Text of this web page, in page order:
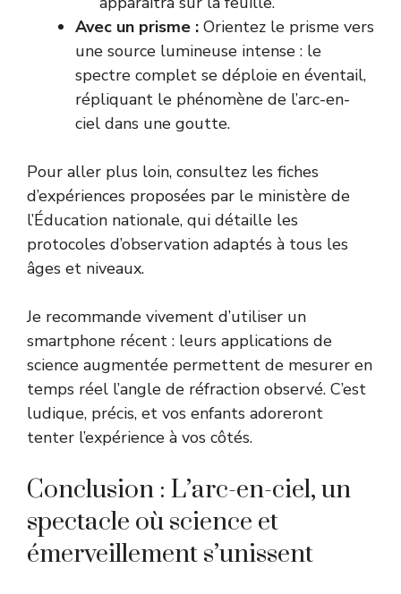
Avec un prisme : Orientez le prisme vers
une source lumineuse intense : le
spectre complet se déploie en éventail,
répliquant le phénomène de l’arc-en-
ciel dans une goutte.
Pour aller plus loin, consultez les fiches
d’expériences proposées par le ministère de
l’Éducation nationale, qui détaille les
protocoles d’observation adaptés à tous les
âges et niveaux.
Je recommande vivement d’utiliser un
smartphone récent : leurs applications de
science augmentée permettent de mesurer en
temps réel l’angle de réfraction observé. C’est
ludique, précis, et vos enfants adoreront
tenter l’expérience à vos côtés.
Conclusion : L’arc-en-ciel, un
spectacle où science et
émerveillement s’unissent